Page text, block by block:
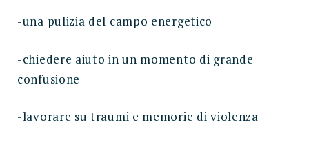
-una pulizia del campo energetico
-chiedere aiuto in un momento di grande
confusione
-lavorare su traumi e memorie di violenza